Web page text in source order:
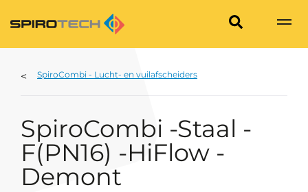
SpiroCombi - Lucht- en vuilafscheiders
SpiroCombi -Staal -
F(PN16) -HiFlow -
Demont